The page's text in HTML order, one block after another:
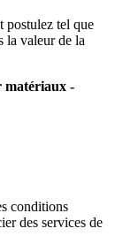
postulez tel que
la valeur de la
matériaux -
conditions
des services de